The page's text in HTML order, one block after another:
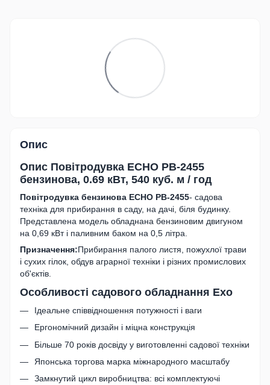
Опис
Опис Повітродувка ECHO PB-2455
бензинова, 0.69 кВт, 540 куб. м / год
Повітродувка бензинова ECHO PB-2455- садова
техніка для прибирання в саду, на дачі, біля будинку.
Представлена модель обладнана бензиновим двигуном
на 0,69 кВт і паливним баком на 0,5 літра.
Призначення:Прибирання палого листя, пожухлої трави
і сухих гілок, обдув аграрної техніки і різних промислових
об'єктів.
Особливості садового обладнання Ехо
Ідеальне співвідношення потужності і ваги
Ергономічний дизайн і міцна конструкція
Більше 70 років досвіду у виготовленні садової техніки
Японська торгова марка міжнародного масштабу
Замкнутий цикл виробництва: всі комплектуючі